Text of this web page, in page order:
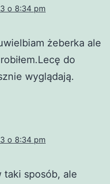
o 8:34 pm
żeberka ale
do
wyglądają.
o 8:34 pm
taki sposób, ale